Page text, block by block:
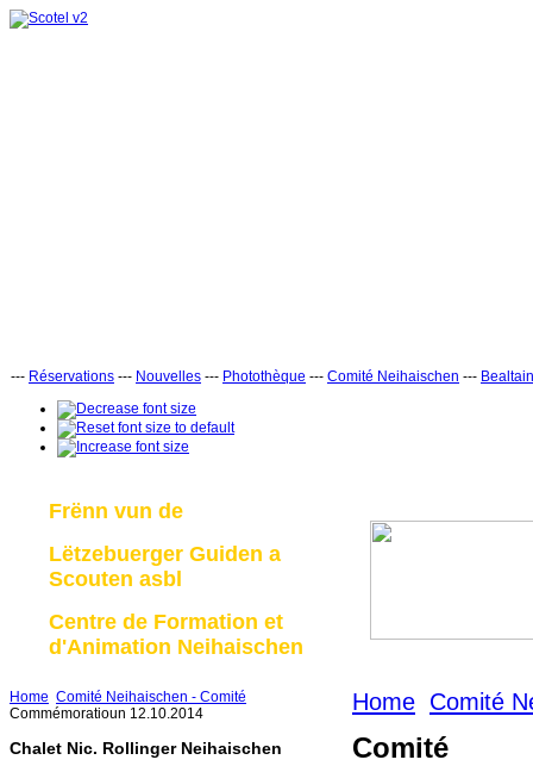
--- Réservations --- Nouvelles --- Photothèque --- Comité Neihaischen ---
Frënn vun de
Lëtzebuerger Guiden a
Scouten asbl
Centre de Formation et
d'Animation Neihaischen
Home Comité Neihaischen - Comité
Commémoratioun 12.10.2014
Chalet Nic. Rollinger Neihaischen
Home Comité
Comité